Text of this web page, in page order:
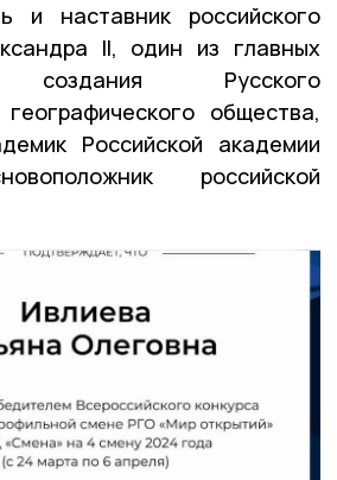
и наставник российского
II, один из главных
создания Русского
географического общества,
Российской академии
российской